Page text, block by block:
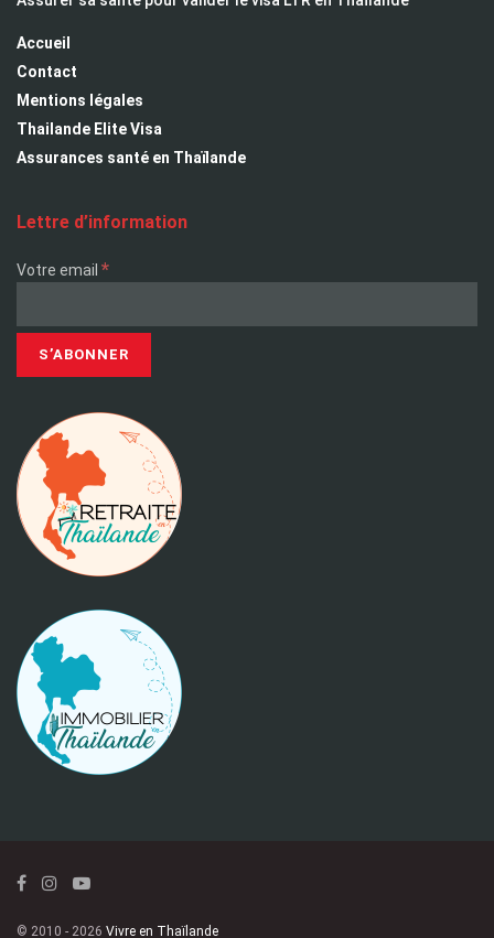
Accueil
Contact
Mentions légales
Thailande Elite Visa
Assurances santé en Thaïlande
Lettre d’information
Votre email *
© 2010 - 2026 Vivre en Thaïlande